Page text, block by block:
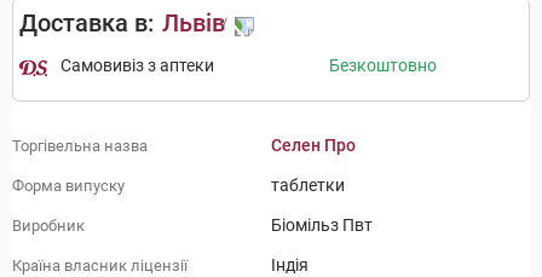
Доставка в: Львів
Самовивіз з аптеки Безкоштовно
Торгівельна назва Селен Про
Форма випуску таблетки
Виробник Біомільз Пвт
Країна власник ліцензії Індія